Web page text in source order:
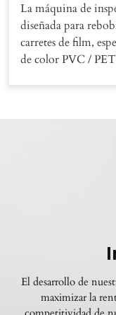
La máquina de
diseñada para
carretes de film,
de color PVC /
El desarrollo de
maximizar la